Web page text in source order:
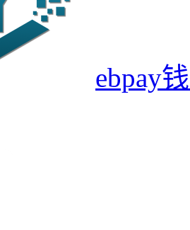
ebpay